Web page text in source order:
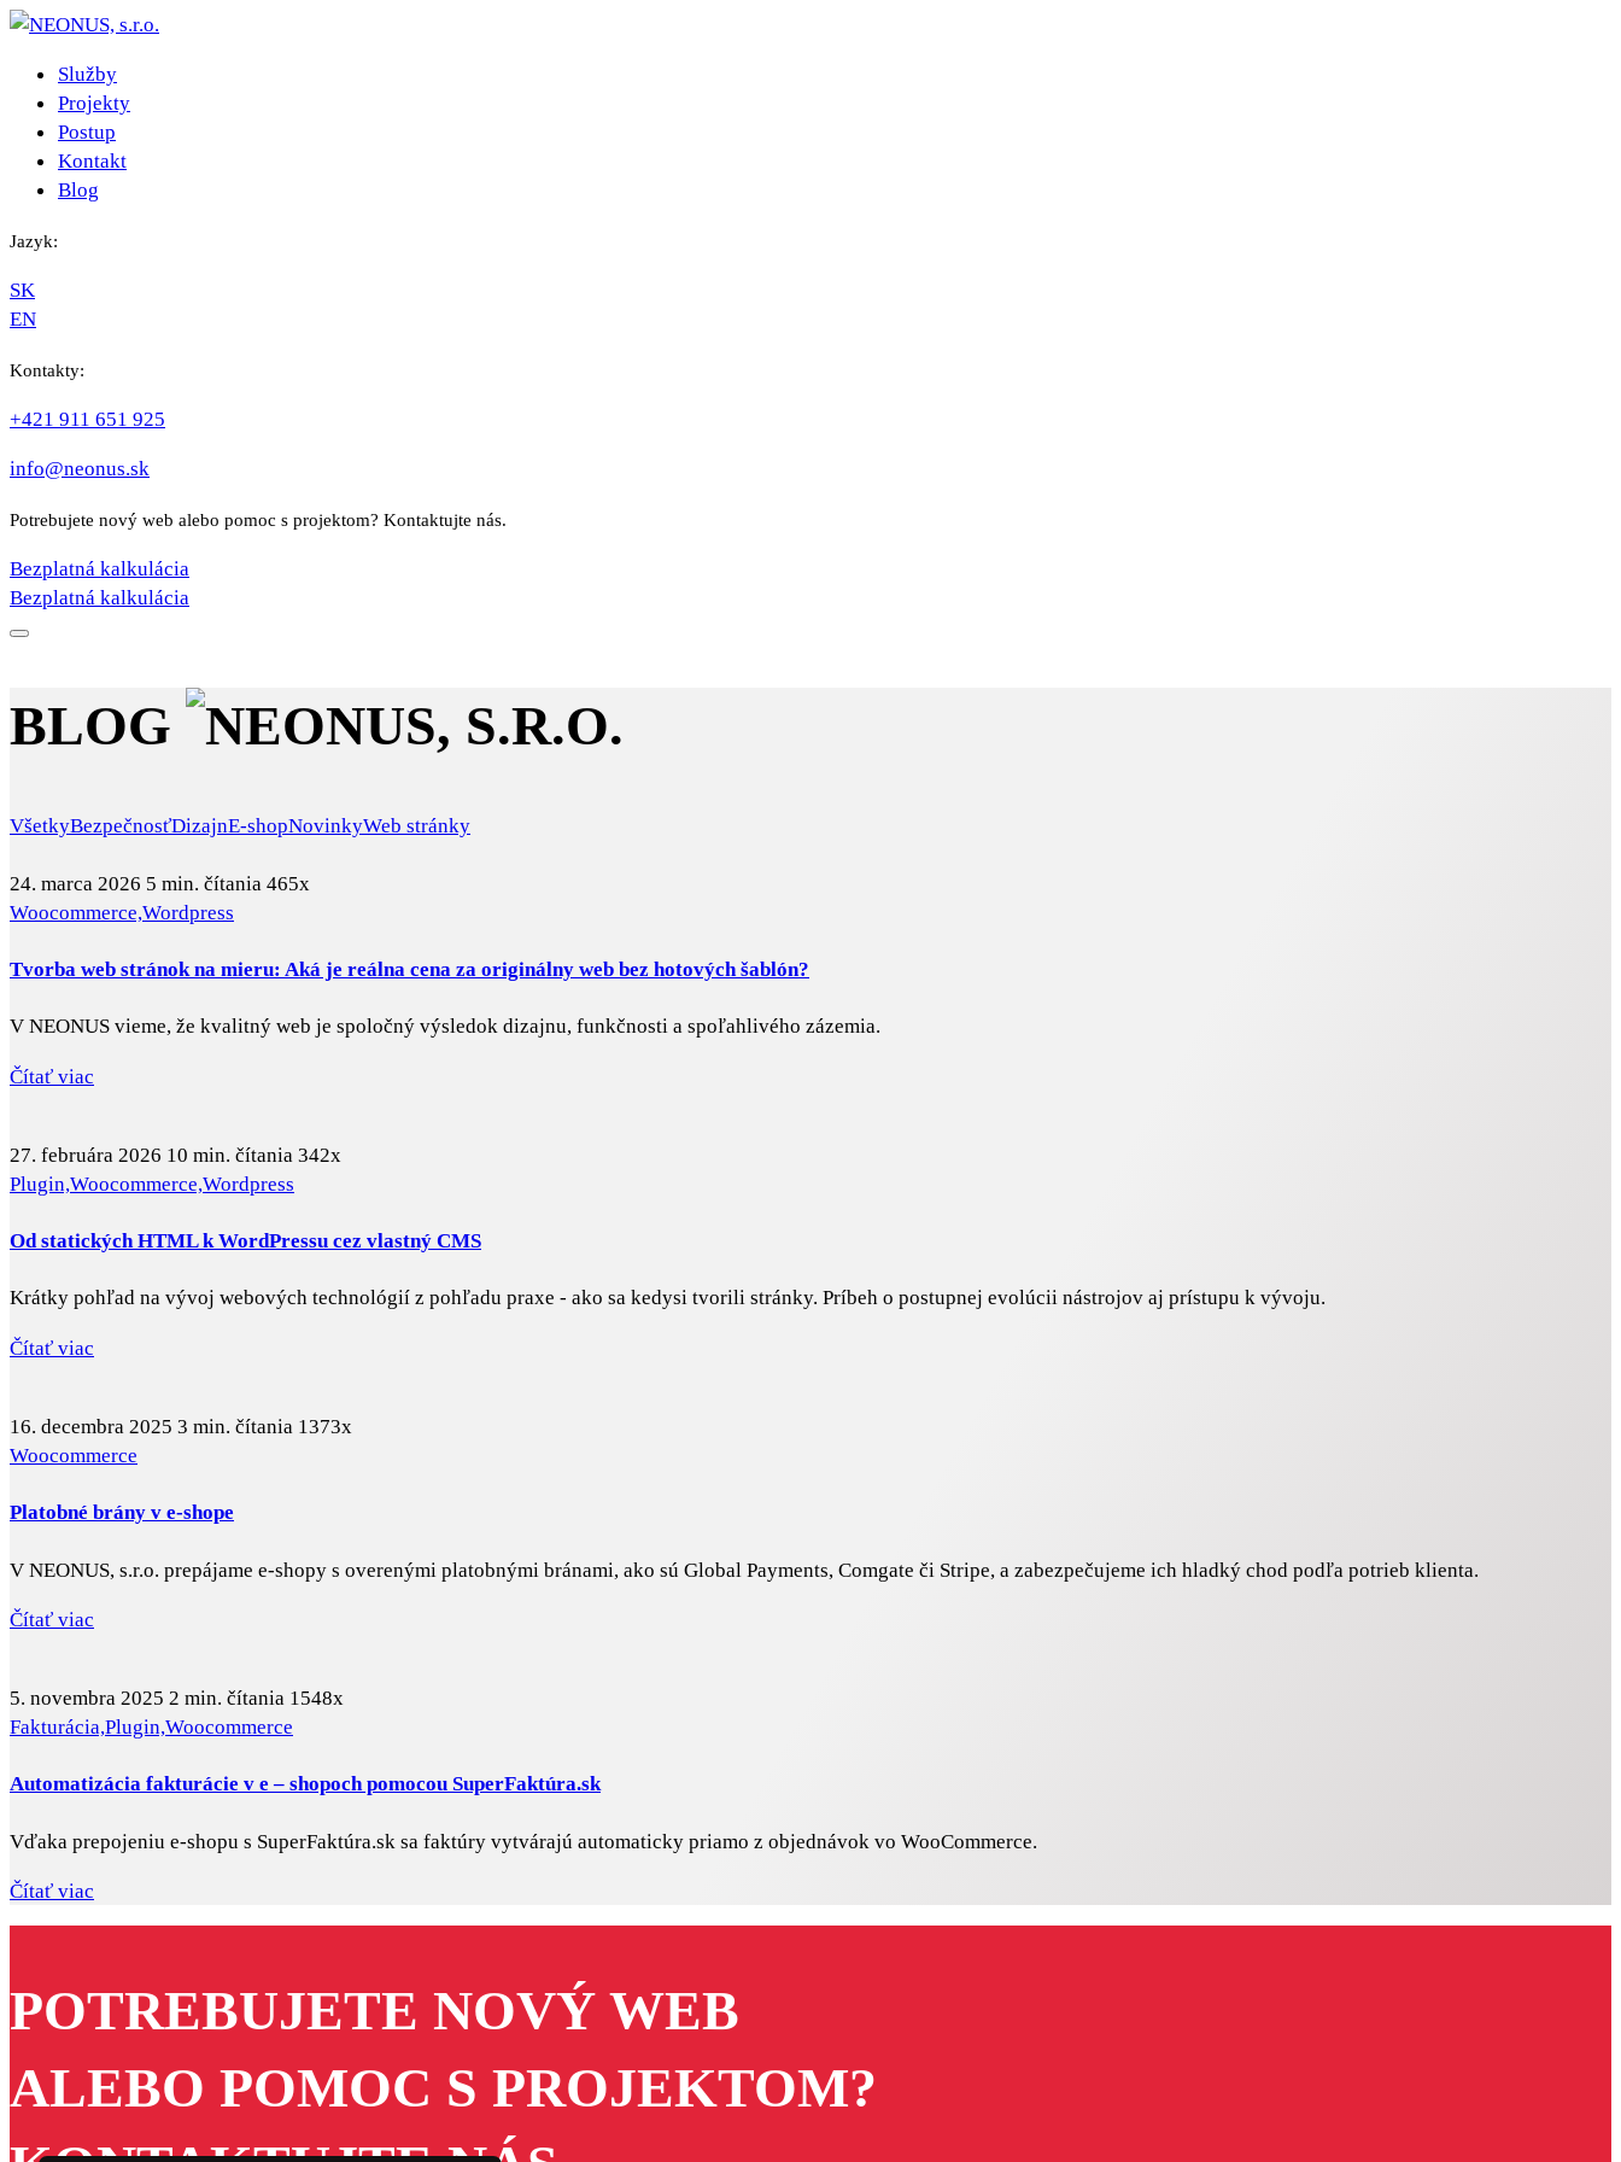
Služby
Projekty
Postup
Kontakt
Blog
Jazyk:
SK
EN
Kontakty:
+421 911 651 925
info@neonus.sk
Potrebujete nový web alebo pomoc s projektom? Kontaktujte nás.
Bezplatná kalkulácia
Bezplatná kalkulácia
BLOG
VšetkyBezpečnosťDizajnE-shopNovinkyWeb stránky
24. marca 2026 5 min. čítania 465x
Woocommerce,Wordpress
Tvorba web stránok na mieru: Aká je reálna cena za originálny web bez hotových šablón?
V NEONUS vieme, že kvalitný web je spoločný výsledok dizajnu, funkčnosti a spoľahlivého zázemia.
Čítať viac
27. februára 2026 10 min. čítania 342x
Plugin,Woocommerce,Wordpress
Od statických HTML k WordPressu cez vlastný CMS
Krátky pohľad na vývoj webových technológií z pohľadu praxe - ako sa kedysi tvorili stránky. Príbeh o postupnej evolúcii nástrojov aj prístupu k vývoju.
Čítať viac
16. decembra 2025 3 min. čítania 1373x
Woocommerce
Platobné brány v e-shope
V NEONUS, s.r.o. prepájame e-shopy s overenými platobnými bránami, ako sú Global Payments, Comgate či Stripe, a zabezpečujeme ich hladký chod podľa potrieb klienta.
Čítať viac
5. novembra 2025 2 min. čítania 1548x
Fakturácia,Plugin,Woocommerce
Automatizácia fakturácie v e – shopoch pomocou SuperFaktúra.sk
Vďaka prepojeniu e-shopu s SuperFaktúra.sk sa faktúry vytvárajú automaticky priamo z objednávok vo WooCommerce.
Čítať viac
POTREBUJETE NOVÝ WEB
ALEBO POMOC S PROJEKTOM?